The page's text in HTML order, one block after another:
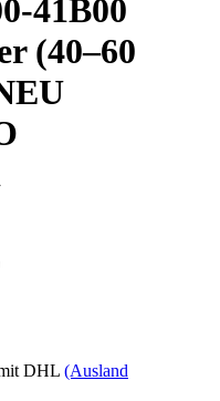
41B00
(40–60
DHL (Ausland